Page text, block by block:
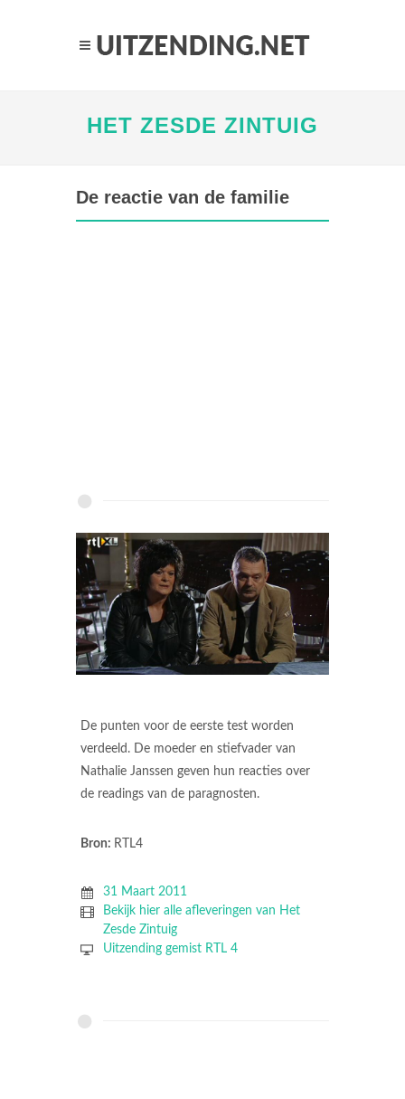
HET ZESDE ZINTUIG
De reactie van de familie
De punten voor de eerste test worden
verdeeld. De moeder en stiefvader van
Nathalie Janssen geven hun reacties over
de readings van de paragnosten.
Bron: RTL4
31 Maart 2011
Bekijk hier alle afleveringen van Het
Zesde Zintuig
Uitzending gemist RTL 4